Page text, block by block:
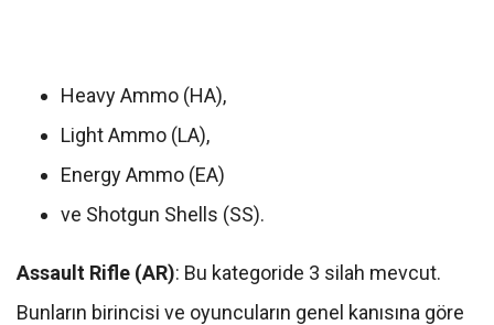
Heavy Ammo (HA),
Light Ammo (LA),
Energy Ammo (EA)
ve Shotgun Shells (SS).
Assault Rifle (AR): Bu kategoride 3 silah mevcut.
Bunların birincisi ve oyuncuların genel kanısına göre